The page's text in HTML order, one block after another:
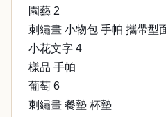
園藝 2
刺繡畫 小物包 手帕 攜帶型
小花文字 4
樣品 手帕
葡萄 6
刺繡畫 餐墊 杯墊